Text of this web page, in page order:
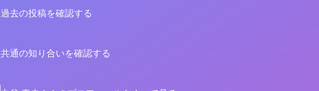
過去の投稿を確認する
共通の知り合いを確認する